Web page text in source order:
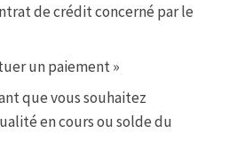
de crédit concerné par le
un paiement »
que vous souhaitez
en cours ou solde du